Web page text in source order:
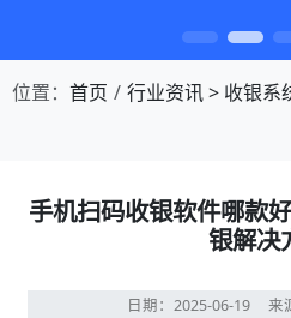
位置： 首页 行业资讯> 收银系
手机扫码收银软件哪款
银解决
日期：2025-06-19 来